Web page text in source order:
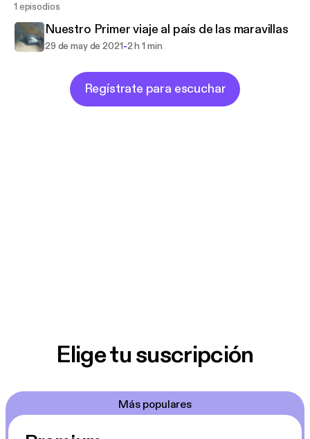
1 episodios
Nuestro Primer viaje al país de las maravillas
29 de may de 2021-2 h 1 min
Regístrate para escuchar
Elige tu suscripción
Más populares